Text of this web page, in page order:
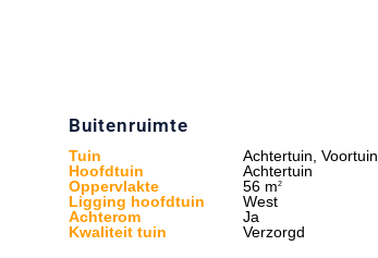
Buitenruimte
Tuin
Achtertuin, Voortuin
Hoofdtuin
Achtertuin
Oppervlakte
56 m2
Ligging hoofdtuin
West
Achterom
Ja
Kwaliteit tuin
Verzorgd